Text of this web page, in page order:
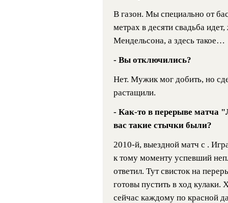
В газон. Мы специально от
метрах в десяти свадьба
Мендельсона, а здесь такое…
- Вы отключились?
Нет. Мужик мог добить, но
растащили.
- Как-то в перерыве матча
вас такие стычки были?
2010-й, выездной матч с .
к тому моменту успевший
ответил. Тут свисток на
готовы пустить в ход
сейчас каждому по красной